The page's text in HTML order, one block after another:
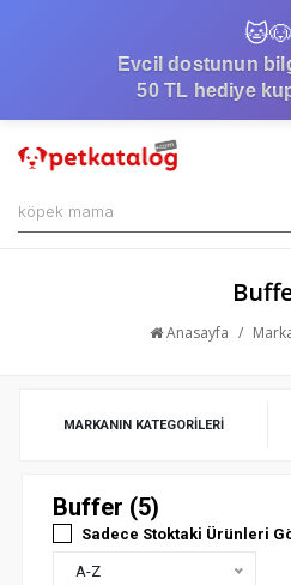
🐱🐶
Evcil dostunun
50 TL hediye
Anasayfa /
MARKANIN KATEGORILERI
Buffer (5)
Sadece Stoktaki Ürünleri
A-Z